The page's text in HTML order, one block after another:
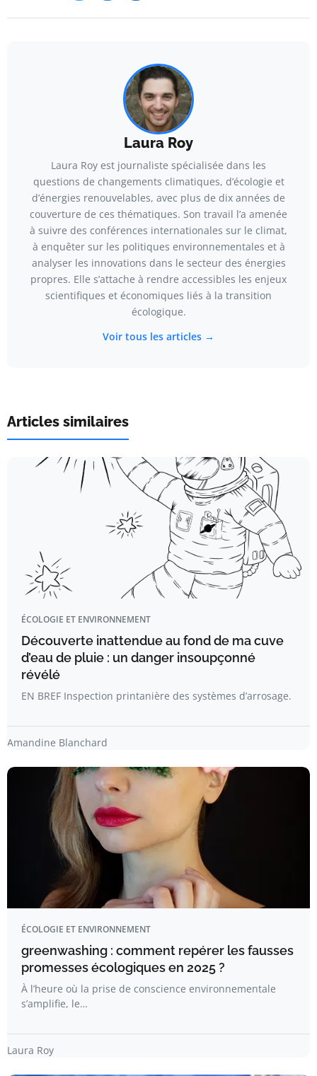
Laura Roy
Laura Roy est journaliste spécialisée dans les
questions de changements climatiques, d’écologie et
d’énergies renouvelables, avec plus de dix années de
couverture de ces thématiques. Son travail l’a amenée
à suivre des conférences internationales sur le climat,
à enquêter sur les politiques environnementales et à
analyser les innovations dans le secteur des énergies
propres. Elle s’attache à rendre accessibles les enjeux
scientifiques et économiques liés à la transition
écologique.
Voir tous les articles →
Articles similaires
ÉCOLOGIE ET ENVIRONNEMENT
Découverte inattendue au fond de ma cuve
d’eau de pluie : un danger insoupçonné
révélé
EN BREF Inspection printanière des systèmes d’arrosage.
Amandine Blanchard
ÉCOLOGIE ET ENVIRONNEMENT
greenwashing : comment repérer les fausses
promesses écologiques en 2025 ?
À l’heure où la prise de conscience environnementale
s’amplifie, le…
Laura Roy